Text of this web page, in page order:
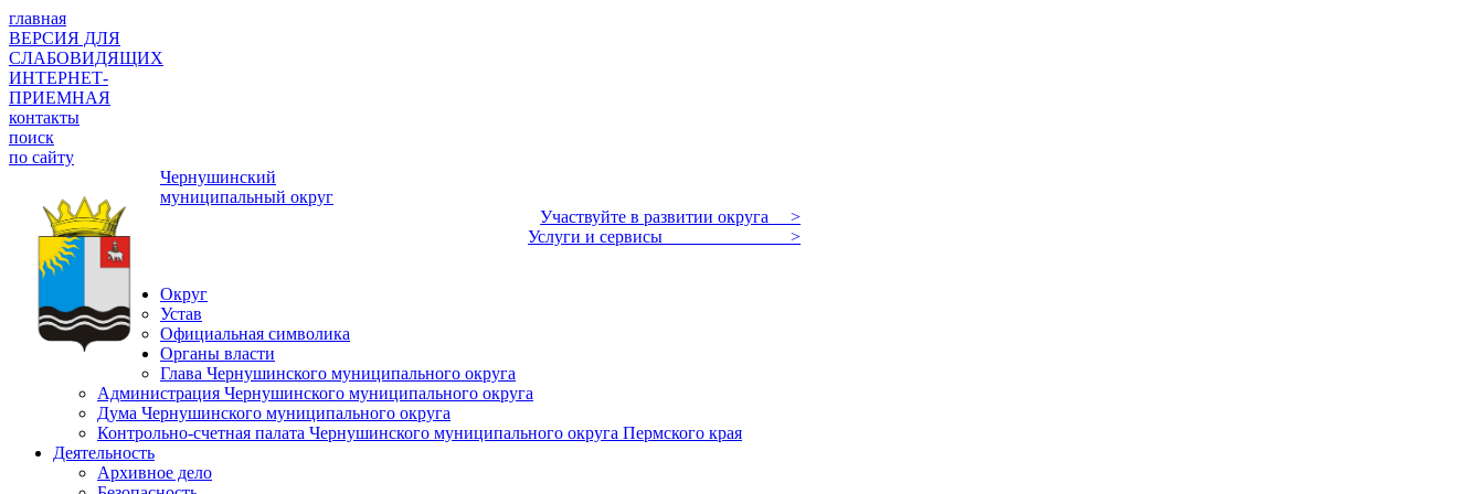
главная
ВЕРСИЯ ДЛЯ
СЛАБОВИДЯЩИХ
ИНТЕРНЕТ-
ПРИЕМНАЯ
контакты
поиск
по сайту
Чернушинский
муниципальный округ
Участвуйте в развитии округа >
Услуги и сервисы >
Округ
Устав
Официальная символика
Органы власти
Глава Чернушинского муниципального округа
Администрация Чернушинского муниципального округа
Дума Чернушинского муниципального округа
Контрольно-счетная палата Чернушинского муниципального округа Пермского края
Деятельность
Архивное дело